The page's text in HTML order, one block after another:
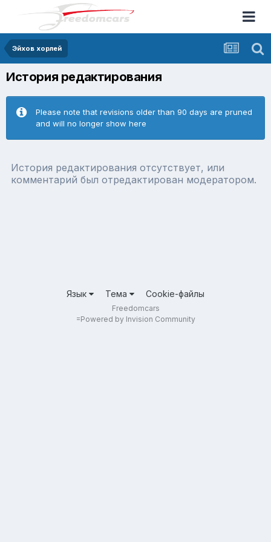
Эйхов хорлей
История редактирования
Please note that revisions older than 90 days are pruned
and will no longer show here
История редактирования отсутствует, или
комментарий был отредактирован модератором.
Язык Тема Cookie-файлы
Freedomcars
=Powered by Invision Community